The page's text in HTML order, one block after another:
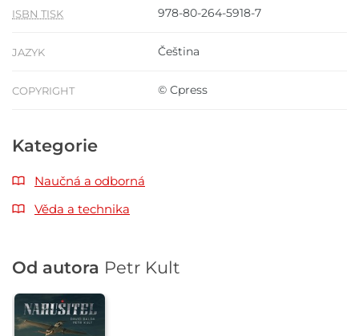
ISBN TISK 978-80-264-5918-7
JAZYK Čeština
COPYRIGHT © Cpress
Kategorie
Naučná a odborná
Věda a technika
Od autora Petr Kult